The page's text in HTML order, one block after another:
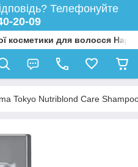
Телефонуйте
20-09
косметики для волосся
Tokyo Nutriblond Care Shampoo